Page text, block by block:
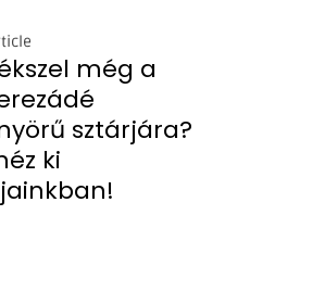
még a
sztárjára?
ki